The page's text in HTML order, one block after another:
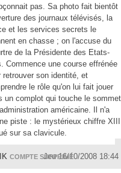
pas. Sa photo fait bientôt
des journaux télévisés, la
et les services secrets le
en chasse ; on l'accuse du
de la Présidente des Etats-
Commence une course effrénée
retrouver son identité, et
le rôle qu'on lui fait jouer
un complot qui touche le sommet
n américaine. Il n'a
piste : le mystérieux chiffre XIII
sur sa clavicule.
COMPTE SUPPRIMÉJeu 16/10/2008 18:44